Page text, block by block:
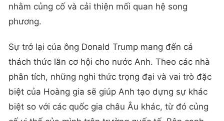
nhằm củng cố và cải thiện mối quan hệ song
phương.
Sự trở lại của ông Donald Trump mang đến cả
thách thức lẫn cơ hội cho nước Anh. Theo các nhà
phân tích, những nghi thức trọng đại và vai trò đặc
biệt của Hoàng gia sẽ giúp Anh tạo dựng sự khác
biệt so với các quốc gia châu Âu khác, từ đó củng